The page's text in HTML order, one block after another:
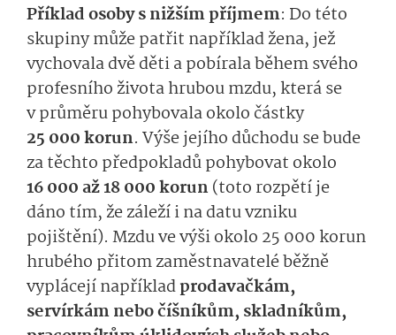
Příklad osoby s nižším příjmem: Do této
skupiny může patřit například žena, jež
vychovala dvě děti a pobírala během svého
profesního života hrubou mzdu, která se
v průměru pohybovala okolo částky
25 000 korun. Vý­še jejího důchodu se bude
za těchto předpokladů pohybovat okolo
16 000 až 18 000 korun(toto rozpětí je
dáno tím, že záleží i na datu vzniku
pojištění). Mzdu ve výši okolo 25 000 korun
hrubého přitom zaměstnavatelé běžně
vyplácejí napříkladprodavačkám,
servírkám nebo číšníkům, skladníkům,